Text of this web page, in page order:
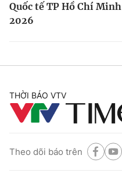
Quốc tế TP Hồ Chí Minh
2026
THỜI BÁO VTV
Theo dõi báo trên